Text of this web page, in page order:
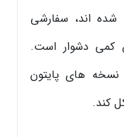
اند، سفارشی
کمی دشوار است.
های پایتون
کند.